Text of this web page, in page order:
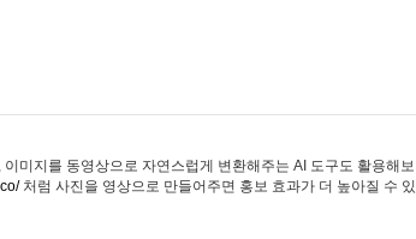
미지를 동영상으로 자연스럽게 변환해주는 AI 도구도 활용해보
처럼 사진을 영상으로 만들어주면 홍보 효과가 더 높아질 수 있